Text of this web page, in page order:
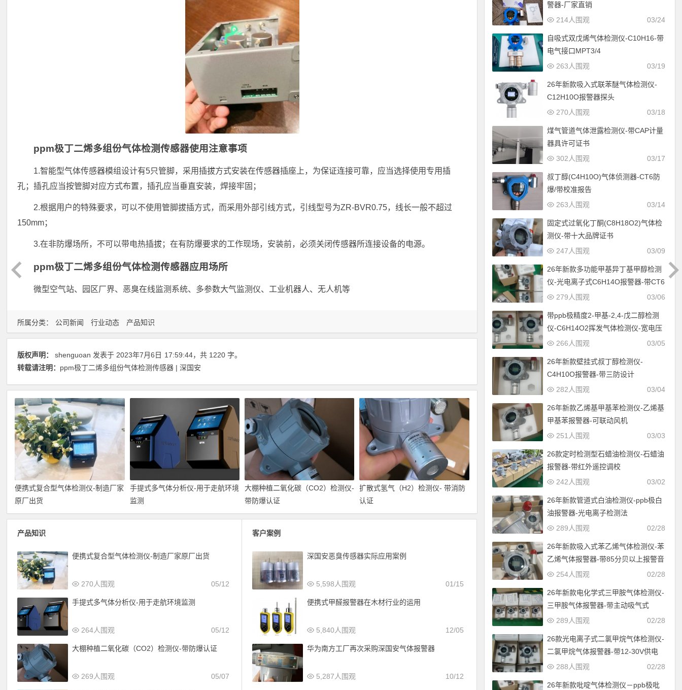
ppm极丁二烯多组份气体检测传感器使用注意事项
1.智能型气体传感器模组设计有5只管脚，采用插拔方式安装在传感器插座上，为保证连接可靠，应当选择使用专用插
孔；插孔应当按管脚对应方式布置，插孔应当垂直安装，焊接牢固；
2.根据用户的特殊要求，可以不使用管脚拔插方式，而采用外部引线方式，引线型号为ZR-BVR0.75，线长一般不超过
150mm；
3.在非防爆场所，不可以带电热插拔；在有防爆要求的工作现场，安装前，必须关闭传感器所连接设备的电源。
ppm极丁二烯多组份气体检测传感器应用场所
微型空气站、园区厂界、恶臭在线监测系统、多参数大气监测仪、工业机器人、无人机等
所属分类： 公司新闻 行业动态 产品知识
版权声明： shenguoan 发表于 2023年7月6日 17:59:44，共 1220 字。
转载请注明： ppm极丁二烯多组份气体检测传感器 | 深国安
便携式复合型气体检测仪-制造厂家
原厂出货
手提式多气体分析仪-用于走航环境
监测
大棚种植二氧化碳（CO2）检测仪-
带防爆认证
扩散式氢气（H2）检测仪- 带消防
认证
产品知识
便携式复合型气体检测仪-制造厂家原厂出货
05/12
270人围观
手提式多气体分析仪-用于走航环境监测
05/12
264人围观
大棚种植二氧化碳（CO2）检测仪-带防爆认证
05/07
269人围观
客户案例
深国安恶臭传感器实际应用案例
01/15
5,598人围观
便携式甲醛报警器在木材行业的运用
12/05
5,840人围观
华为南方工厂再次采购深国安气体报警器
10/12
5,287人围观
警器-厂家直销
03/24
214人围观
自吸式双戊烯气体检测仪-C10H16-带
电气接口MPT3/4
03/19
263人围观
26年新款吸入式联苯醚气体检测仪-
C12H10O报警器探头
03/18
270人围观
煤气管道气体泄露检测仪-带CAP计量
器具许可证书
03/17
302人围观
叔丁醇(C4H10O)气体侦测器-CT6防
爆/带校准报告
03/14
263人围观
固定式过氧化丁酮(C8H18O2)气体检
测仪-带十大品牌证书
03/09
247人围观
26年新款多功能甲基异丁基甲醇检测
仪-光电离子式C6H14O报警器-带CT6
防爆设计
03/06
279人围观
带ppb极精度2-甲基-2,4-戊二醇检测
仪-C6H14O2挥发气体检测仪-宽电压
12-30V供电
03/05
266人围观
26年新款壁挂式叔丁醇检测仪-
C4H10O报警器-带三防设计
03/04
282人围观
26年新款乙烯基甲基苯检测仪-乙烯基
甲基苯报警器-可联动风机
03/03
251人围观
26款定时检测型石蜡油检测仪-石蜡油
报警器-带红外遥控调校
03/02
242人围观
26年新款管道式白油检测仪-ppb极白
油报警器-光电离子检测法
02/28
289人围观
26年新款吸入式苯乙烯气体检测仪-苯
乙烯气体报警器-带85分贝以上报警音
02/28
254人围观
26年新款电化学式三甲胺气体检测仪-
三甲胺气体报警器-带主动吸气式
02/28
289人围观
26款光电离子式二氯甲烷气体检测仪-
二氯甲烷气体报警器-带12-30V供电
02/28
288人围观
26年新款吡啶气体检测仪－ppb极吡